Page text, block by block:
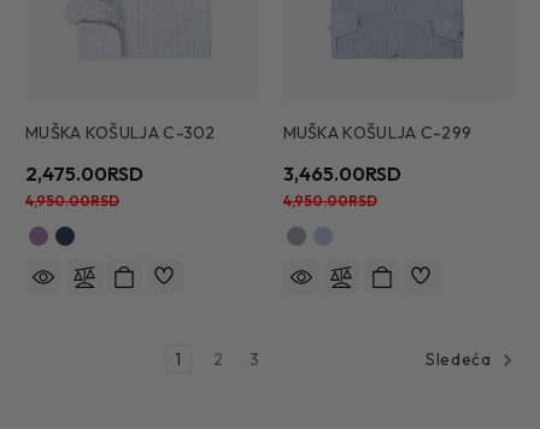
MUŠKA KOŠULJA C-302
2,475.00RSD
4,950.00RSD
MUŠKA KOŠULJA C-299
3,465.00RSD
4,950.00RSD
1 2 3 Sledeća